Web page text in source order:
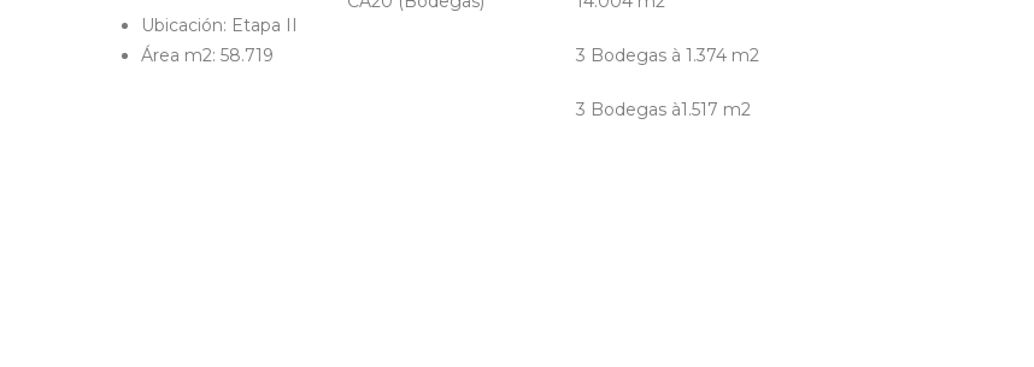
Ubicación: Etapa II
Área m2: 58.719
3 Bodegas à 1.374 m2
3 Bodegas à1.517 m2